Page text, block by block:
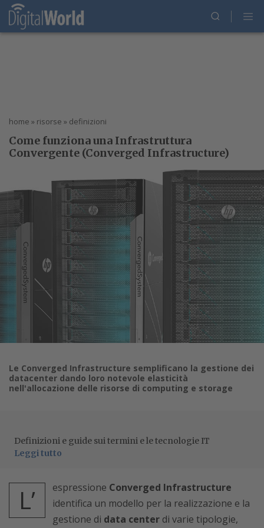
home » risorse » definizioni
Come funziona una Infrastruttura
Convergente (Converged Infrastructure)
Le Converged Infrastructure semplificano la gestione dei
datacenter dando loro notevole elasticità
nell'allocazione delle risorse di computing e storage
Definizioni e guide sui termini e le tecnologie IT
Leggi tutto
L’ espressione Converged Infrastructure
identifica un modello per la realizzazione e la
gestione di data center di varie tipologie,